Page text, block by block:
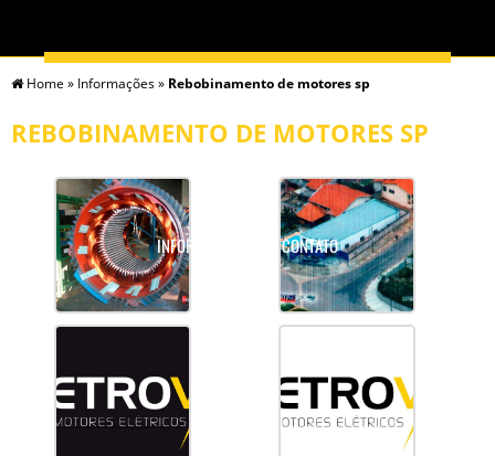
HOME EMPRESA SERVIÇOS PRODUTOS
INFORMAÇÕES CONTATO
Home » Informações» Rebobinamento de motores sp
REBOBINAMENTO DE MOTORES SP